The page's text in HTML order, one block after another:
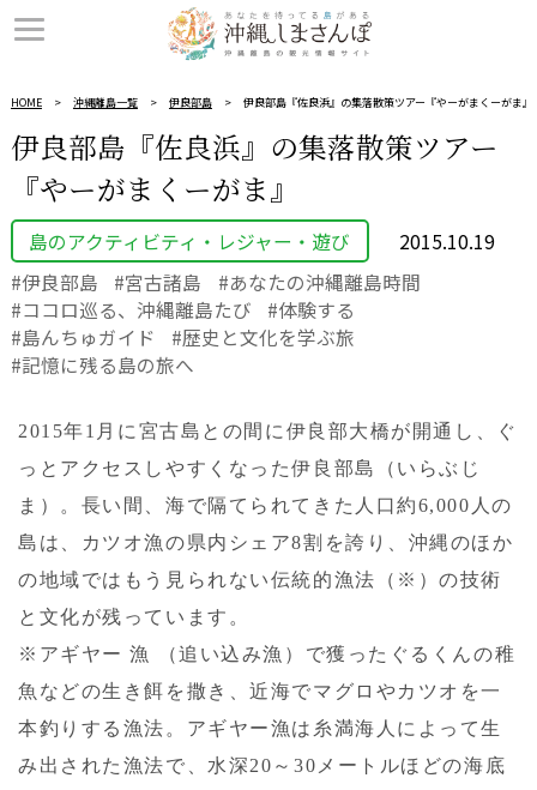
HOME 沖縄離島一覧 伊良部島 伊良部島『佐良浜』の集落散策ツアー『やーがまくーがま』
伊良部島『佐良浜』の集落散策ツアー
『やーがまくーがま』
島のアクティビティ・レジャー・遊び
2015.10.19
伊良部島
宮古諸島
あなたの沖縄離島時間
ココロ巡る、沖縄離島たび
体験する
島んちゅガイド
歴史と文化を学ぶ旅
記憶に残る島の旅へ
2015年1月に宮古島との間に伊良部大橋が開通し、ぐ
っとアクセスしやすくなった伊良部島（いらぶじ
ま）。長い間、海で隔てられてきた人口約6,000人の
島は、カツオ漁の県内シェア8割を誇り、沖縄のほか
の地域ではもう見られない伝統的漁法（※）の技術
と文化が残っています。
※アギヤー 漁 （追い込み漁）で獲ったぐるくんの稚
魚などの生き餌を撒き、近海でマグロやカツオを一
本釣りする漁法。アギヤー漁は糸満海人によって生
み出された漁法で、水深20～30メートルほどの海底